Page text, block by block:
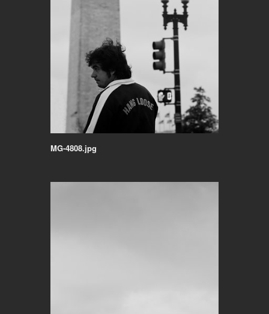
MG-4808.jpg